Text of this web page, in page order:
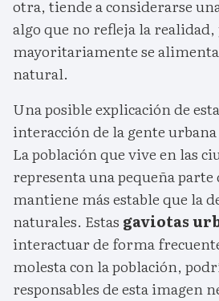
otra, tiende a considerarse
algo que no refleja la realidad,
mayoritariamente se
natural.
Una posible explicación de
interacción de la gente urbana
La población que vive en las
representa una pequeña parte
mantiene más estable que la
naturales. Estas gaviotas
interactuar de forma
molesta con la población,
responsables de esta imagen